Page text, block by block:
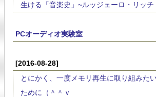
生ける「音楽史」~ルッジェーロ・リッチ
PCオーディオ実験室
[2016-08-28]
とにかく、一度メモリ再生に取り組みた
ために（＾＾ｖ